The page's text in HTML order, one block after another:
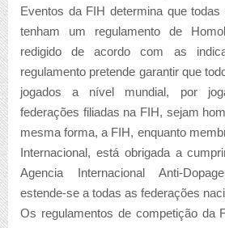
Eventos da FIH determina que
tenham um regulamento de
redigido de acordo com as
regulamento pretende garantir que
jogados a nível mundial, por
federações filiadas na FIH, sejam
mesma forma, a FIH, enquanto
Internacional, está obrigada a
Agencia Internacional Anti-
estende-se a todas as federações
Os regulamentos de competição da